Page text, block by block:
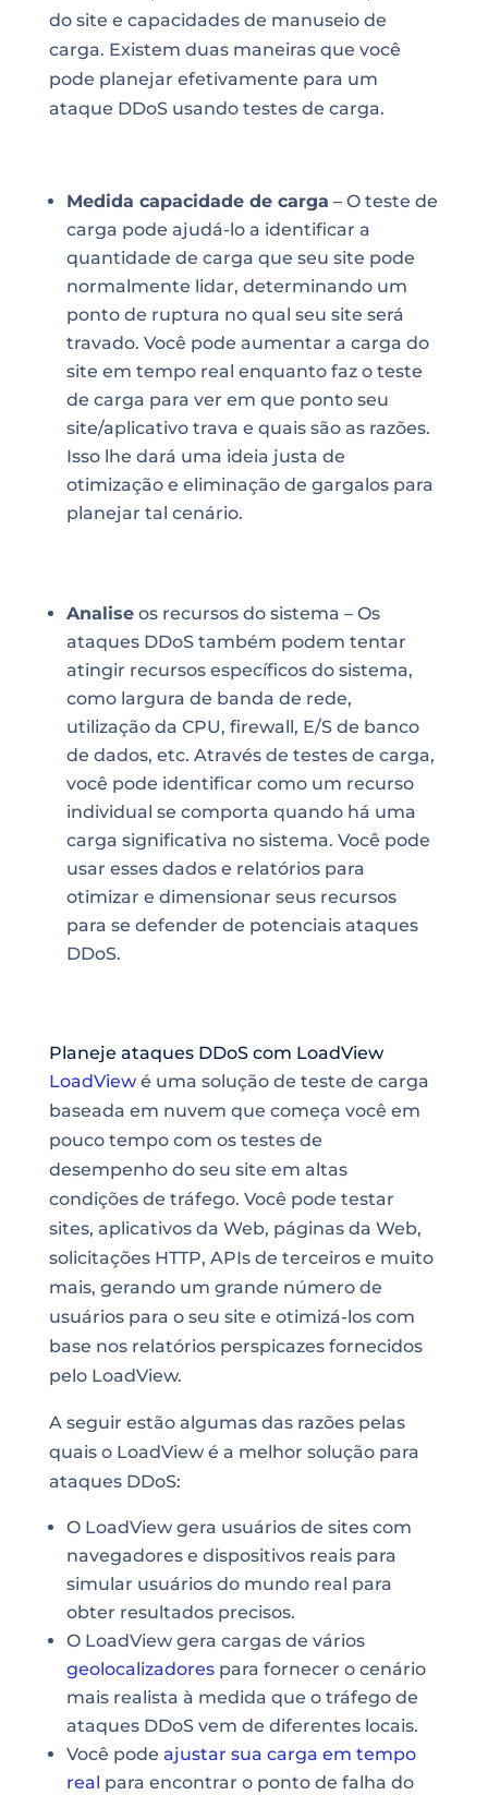
do site e capacidades de manuseio de
carga. Existem duas maneiras que você
pode planejar efetivamente para um
ataque DDoS usando testes de carga.
Medida capacidade de carga – O teste de
carga pode ajudá-lo a identificar a
quantidade de carga que seu site pode
normalmente lidar, determinando um
ponto de ruptura no qual seu site será
travado. Você pode aumentar a carga do
site em tempo real enquanto faz o teste
de carga para ver em que ponto seu
site/aplicativo trava e quais são as razões.
Isso lhe dará uma ideia justa de
otimização e eliminação de gargalos para
planejar tal cenário.
Analiseos recursos do sistema – Os
ataques DDoS também podem tentar
atingir recursos específicos do sistema,
como largura de banda de rede,
utilização da CPU, firewall, E/S de banco
de dados, etc. Através de testes de carga,
você pode identificar como um recurso
individual se comporta quando há uma
carga significativa no sistema. Você pode
usar esses dados e relatórios para
otimizar e dimensionar seus recursos
para se defender de potenciais ataques
DDoS.
Planeje ataques DDoS com LoadView
LoadViewé uma solução de teste de carga
baseada em nuvem que começa você em
pouco tempo com os testes de
desempenho do seu site em altas
condições de tráfego. Você pode testar
sites, aplicativos da Web, páginas da Web,
solicitações HTTP, APIsde terceiros e muito
mais, gerando um grande número de
usuários para o seu site e otimizá-los com
base nos relatórios perspicazes fornecidos
pelo LoadView.
A seguir estão algumas das razões pelas
quais o LoadView é a melhor solução para
ataques DDoS:
O LoadView gera usuários de sites com
navegadores e dispositivos reais para
simular usuários do mundo real para
obter resultados precisos.
O LoadView gera cargas de vários
geolocalizadorespara fornecer o cenário
mais realista à medida que o tráfego de
ataques DDoS vem de diferentes locais.
Você pode ajustar sua carga em tempo
real para encontrar o ponto de falha do